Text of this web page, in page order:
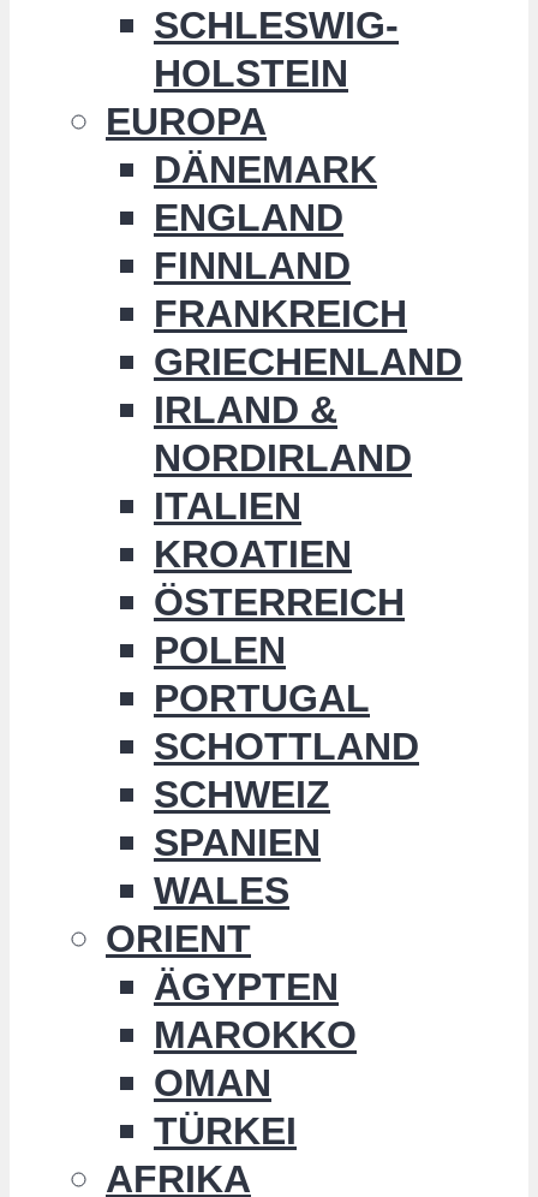
SCHLESWIG-
HOLSTEIN
EUROPA
DÄNEMARK
ENGLAND
FINNLAND
FRANKREICH
GRIECHENLAND
IRLAND &
NORDIRLAND
ITALIEN
KROATIEN
ÖSTERREICH
POLEN
PORTUGAL
SCHOTTLAND
SCHWEIZ
SPANIEN
WALES
ORIENT
ÄGYPTEN
MAROKKO
OMAN
TÜRKEI
AFRIKA